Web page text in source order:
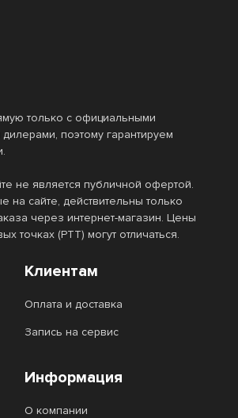
только с официальными
поэтому гарантируем
не является публичной офертой.
на сайте, действительны только
через интернет-магазин. Цены
точках (РТТ) могут отличаться.
Клиентам
Оплата и доставка
Запись на сервис
Информация
О компании